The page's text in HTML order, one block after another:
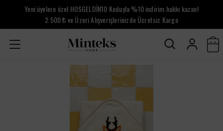
Yeni üyelere özel HOSGELDİN10 Koduyla %10 indirim hakkı kazan!
2.500 ₺ ve Üzeri Alışverişlerinizde Ücretsiz Kargo